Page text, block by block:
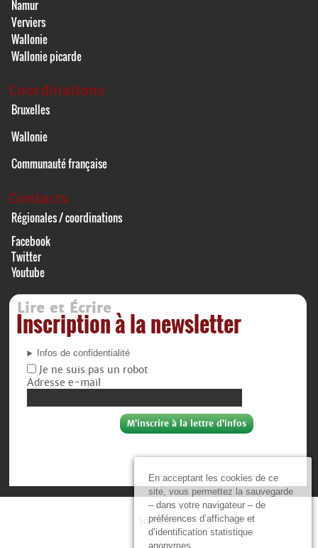
En acceptant les cookies de ce
site, vous permettez la sauvegarde
– dans votre navigateur – de
préférences d’affichage et
d’identification statistique
anonymes.
Namur
Verviers
Wallonie
Wallonie picarde
Coordinations
Bruxelles
Wallonie
Communauté française
Contacts
Régionales / coordinations
Facebook
Twitter
Youtube
Lire et Écrire
Inscription à la newsletter
Infos de confidentialité
Je ne suis pas un robot
Adresse e-mail
Soutiens :